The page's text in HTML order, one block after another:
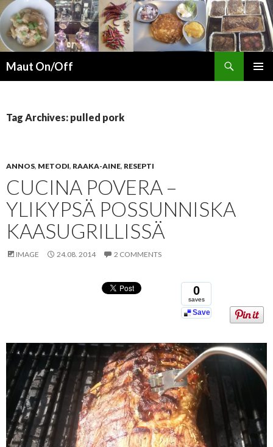
Maut On/Off
Tag Archives: pulled pork
ANNOS, METODI, RAAKA-AINE, RESEPTI
CUCINA POVERA –
YLIKYPSÄ POSSUNNISKA
KAASUGRILLISSÄ
IMAGE 24.08. 2014 2 COMMENTS
0
saves
Save